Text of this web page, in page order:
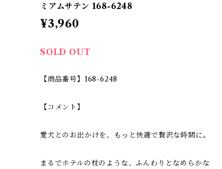
ミアムサテン 168-6248
¥3,960
SOLD OUT
【商品番号】168-6248
【コメント】
愛犬とのお出かけを、もっと快適で贅沢な時間に。
まるでホテルの枕のような、ふんわりとなめらかな